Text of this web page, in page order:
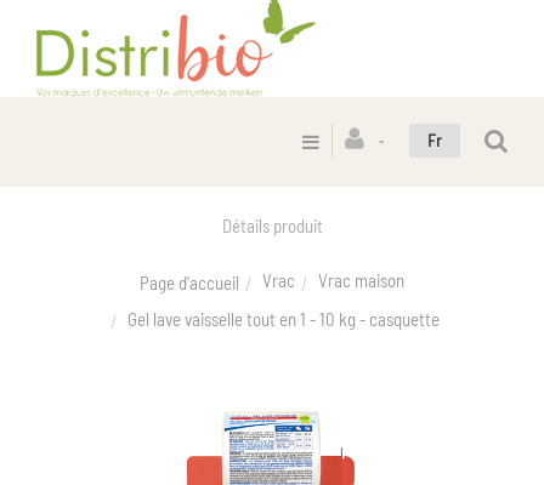
Fr
Détails produit
Page d'accueil Vrac
Vrac maison
Gel lave vaisselle tout en 1 - 10 kg - casquette